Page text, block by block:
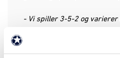
- Vi spiller 3-5-2 og
- Jeg tror det kan passe